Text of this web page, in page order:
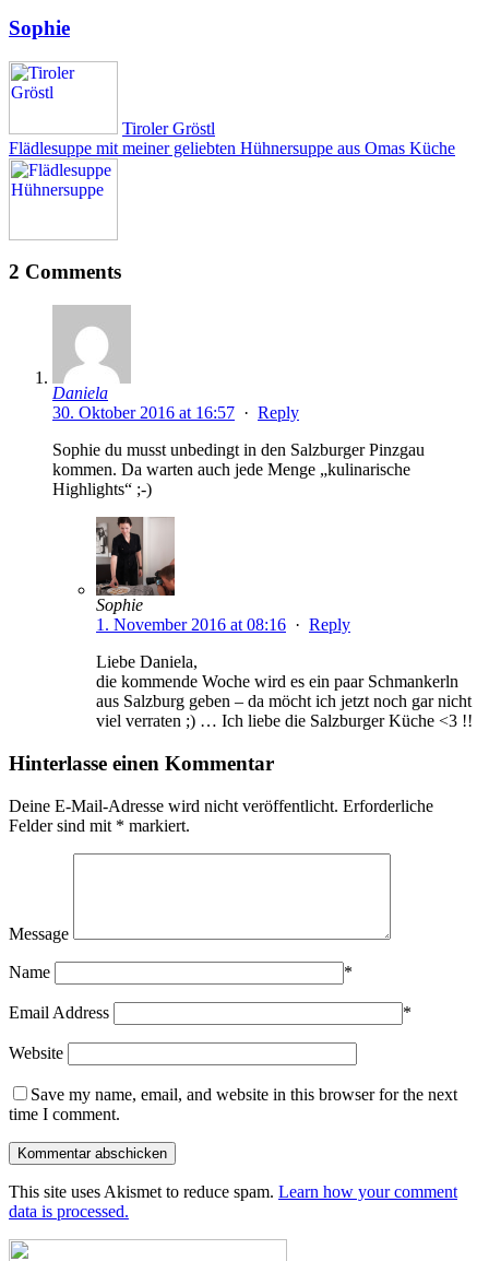
Sophie
Tiroler Gröstl
Flädlesuppe mit meiner geliebten Hühnersuppe aus Omas Küche
2 Comments
Daniela
30. Oktober 2016 at 16:57 · Reply
Sophie du musst unbedingt in den Salzburger Pinzgau
kommen. Da warten auch jede Menge „kulinarische
Highlights“ ;-)
Sophie
1. November 2016 at 08:16 · Reply
Liebe Daniela,
die kommende Woche wird es ein paar Schmankerln
aus Salzburg geben – da möcht ich jetzt noch gar nicht
viel verraten ;) … Ich liebe die Salzburger Küche <3 !!
Hinterlasse einen Kommentar
Deine E-Mail-Adresse wird nicht veröffentlicht. Erforderliche
Felder sind mit * markiert.
Message
Name *
Email Address *
Website
Save my name, email, and website in this browser for the next
time I comment.
This site uses Akismet to reduce spam. Learn how your comment
data is processed.